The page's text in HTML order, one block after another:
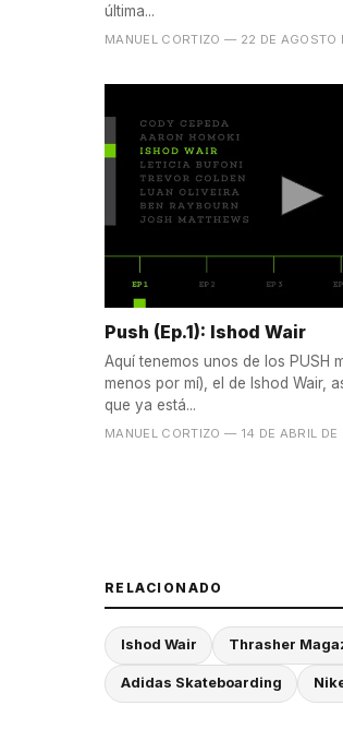
última...
MANUEL CORTIZO — 22 DE AGOSTO
Push (Ep.1): Ishod Wair
Aquí tenemos unos de los PUSH
menos por mí), el de Ishod Wair,
que ya está...
MANUEL CORTIZO — 14 DE ABRIL DE
RELACIONADO
Ishod Wair Thrasher
Adidas Skateboarding